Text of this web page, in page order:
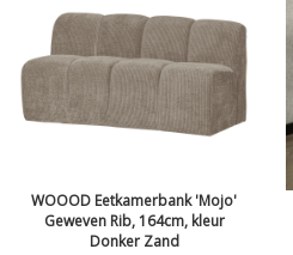
WOOOD Eetkamerbank 'Mojo'
Geweven Rib, 164cm, kleur
Donker Zand